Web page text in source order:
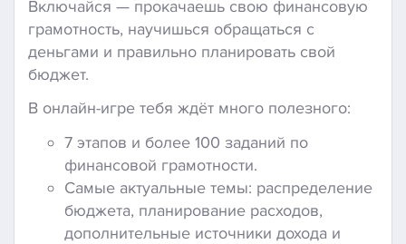
Включайся — прокачаешь свою финансовую
грамотность, научишься обращаться с
деньгами и правильно планировать свой
бюджет.
В онлайн-игре тебя ждёт много полезного:
7 этапов и более 100 заданий по
финансовой грамотности.
Самые актуальные темы: распределение
бюджета, планирование расходов,
дополнительные источники дохода и